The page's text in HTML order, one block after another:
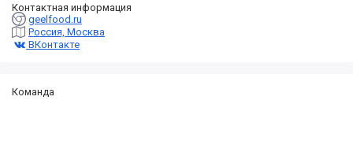
Контактная информация
geelfood.ru
Россия, Москва
ВКонтакте
Команда